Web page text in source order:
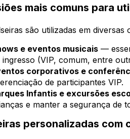
mais comuns para
são utilizadas em
e eventos musicais —
ingresso (VIP, comum, entre
corporativos e
de participantes VIP.
Infantis e excursões
e manter a segurança de
personalizadas com